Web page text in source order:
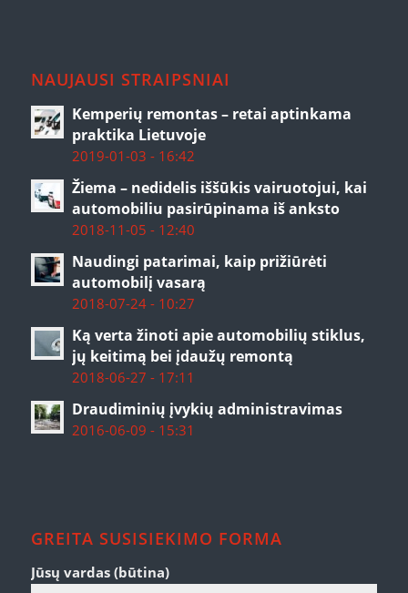
NAUJAUSI STRAIPSNIAI
Kemperių remontas – retai aptinkama
praktika Lietuvoje
2019-01-03 - 16:42
Žiema – nedidelis iššūkis vairuotojui, kai
automobiliu pasirūpinama iš anksto
2018-11-05 - 12:40
Naudingi patarimai, kaip prižiūrėti
automobilį vasarą
2018-07-24 - 10:27
Ką verta žinoti apie automobilių stiklus,
jų keitimą bei įdaužų remontą
2018-06-27 - 17:11
Draudiminių įvykių administravimas
2016-06-09 - 15:31
GREITA SUSISIEKIMO FORMA
Jūsų vardas (būtina)